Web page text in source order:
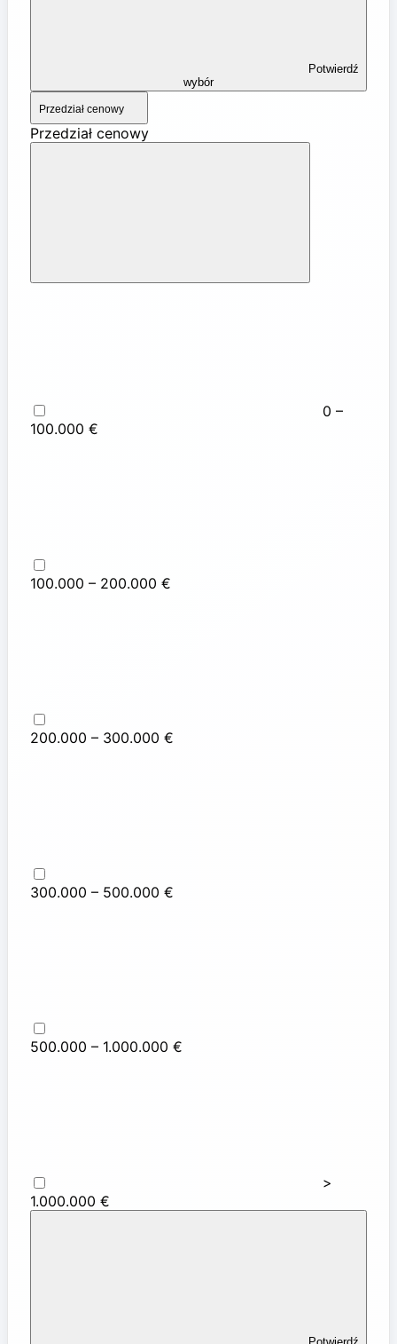
wybór
Przedział cenowy
Przedział cenowy
0 –
100.000 €
100.000 – 200.000 €
200.000 – 300.000 €
300.000 – 500.000 €
500.000 – 1.000.000 €
>
1.000.000 €